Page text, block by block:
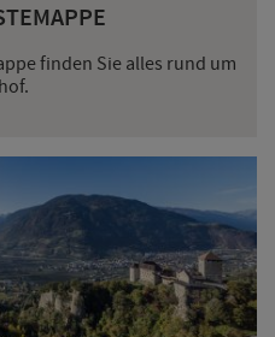
finden Sie alles rund um